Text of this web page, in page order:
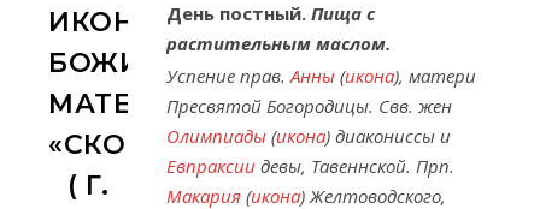
ИКОНЫ
БОЖИЕЙ
МАТЕРИ
«СКОРОПОСЛУШНИЦА»
( Г.
День постный. Пища с
растительным маслом.
Успение прав.Анны (икона), матери
Пресвятой Богородицы. Свв. жен
Олимпиады (икона) диакониссы и
Евпраксии девы, Тавеннской. Прп.
Макария (икона) Желтоводского,